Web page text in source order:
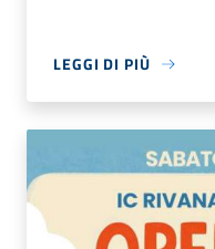
LEGGI DI PIÙ